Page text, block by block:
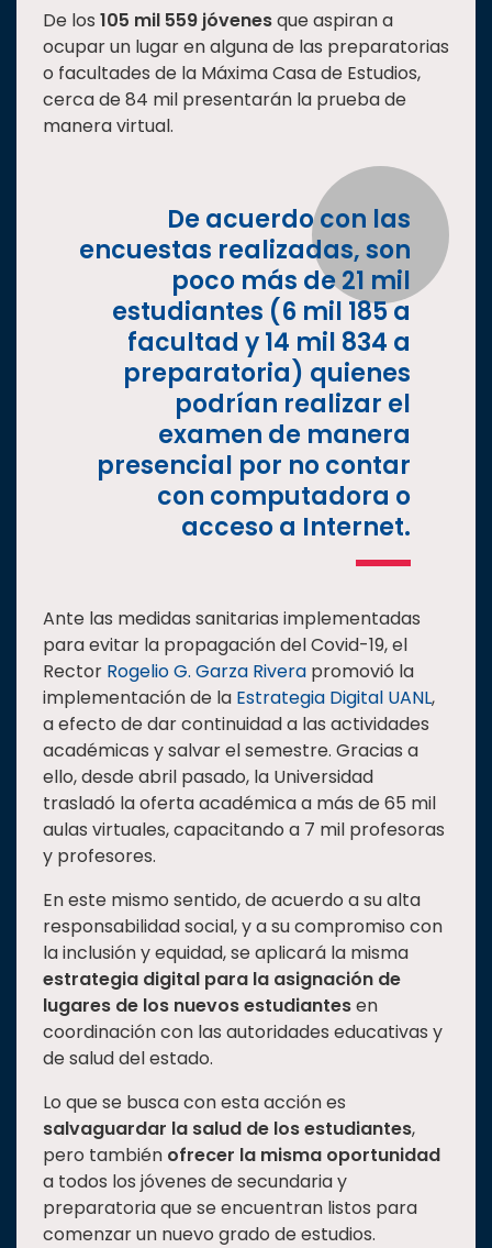
Estudiantes
Rectoría
Investigación
Internacionalización
Universiada
De los 105 mil 559 jóvenesque aspiran a
ocupar un lugar en alguna de las preparatorias
o facultades de la Máxima Casa de Estudios,
cerca de 84 mil presentarán la prueba de
manera virtual.
De acuerdo con las
encuestas realizadas, son
poco más de 21 mil
estudiantes (6 mil 185 a
facultad y 14 mil 834 a
preparatoria) quienes
podrían realizar el
examen de manera
presencial por no contar
con computadora o
acceso a Internet.
Ante las medidas sanitarias implementadas
para evitar la propagación del Covid-19, el
Rector Rogelio G. Garza Rivera promovió la
implementación de la Estrategia Digital UANL,
a efecto de dar continuidad a las actividades
académicas y salvar el semestre. Gracias a
ello, desde abril pasado, la Universidad
trasladó la oferta académica a más de 65 mil
aulas virtuales, capacitando a 7 mil profesoras
y profesores.
En este mismo sentido, de acuerdo a su alta
responsabilidad social, y a su compromiso con
la inclusión y equidad, se aplicará la misma
estrategia digital para la asignación de
lugares de los nuevos estudiantesen
coordinación con las autoridades educativas y
de salud del estado.
Lo que se busca con esta acción es
salvaguardar la salud de los estudiantes,
pero también ofrecer la misma oportunidad
a todos los jóvenes de secundaria y
preparatoria que se encuentran listos para
comenzar un nuevo grado de estudios.